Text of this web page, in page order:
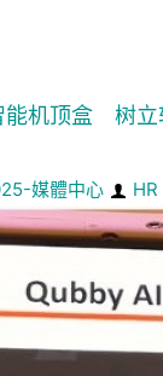
能机顶盒 树立
媒體中心 HR